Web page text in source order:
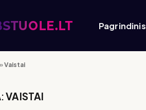
Pagrindinis
»Vaistai
VAISTAI